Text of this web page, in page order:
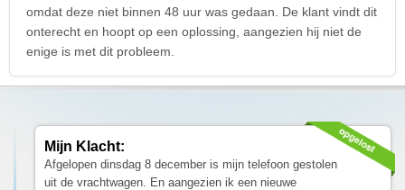
omdat deze niet binnen 48 uur was gedaan. De klant vindt dit
onterecht en hoopt op een oplossing, aangezien hij niet de
enige is met dit probleem.
Mijn Klacht:
Afgelopen dinsdag 8 december is mijn telefoon gestolen
uit de vrachtwagen. En aangezien ik een nieuwe